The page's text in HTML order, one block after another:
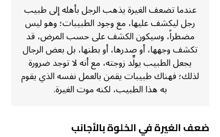
عندما تضعف الغيرة يذهب الرجل بأهله إلى طبيب
رجل ليكشف عليها، مع وجود الطبيبات؛ وهو ليس
مضطراً، وسيكون الكشف على حسب المرض، قد
تكشف وجهها، أو صدرها، أو بطنها، بل بعض الرجال
يجعل الطبيب يولِّد زوجته، مع أنه لا توجد ضرورة
لذلك؛ فهناك طبيبات يقمن بالعمل نفسه الذي يقوم
به هذا الطبيب، لكنه موت الغيرة.
ضعف الغيرة في الخلوة بالأجانب